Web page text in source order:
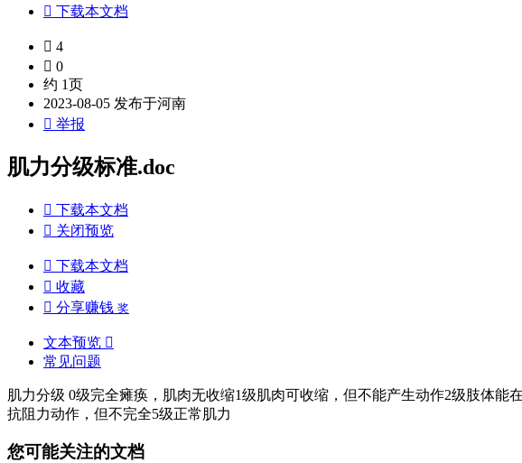
 下载本文档
 4
 0
约 1页
2023-08-05 发布于河南
 举报
肌力分级标准.doc
 下载本文档
 关闭预览
 下载本文档
 收藏
 分享赚钱 奖
文本预览 
常见问题
肌力分级 0级完全瘫痪，肌肉无收缩1级肌肉可收缩，但不能产生动作2级肢
抗阻力动作，但不完全5级正常肌力
您可能关注的文档